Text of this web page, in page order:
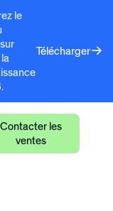
le
Télécharger
Contacter les
ventes